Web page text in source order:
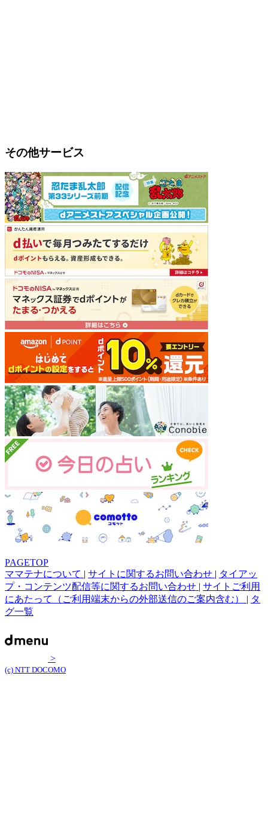
その他サービス
PAGETOP
ママテナについて | サイトに関するお問い合わせ | タイアッ
プ・コンテンツ配信等に関するお問い合わせ | サイトご利用
にあたって（ご利用端末からの外部送信のご案内含む） | タ
グ一覧
>
(c) NTT DOCOMO